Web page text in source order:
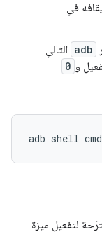
في
adb التالي
و 0
لتفعيل ميزة